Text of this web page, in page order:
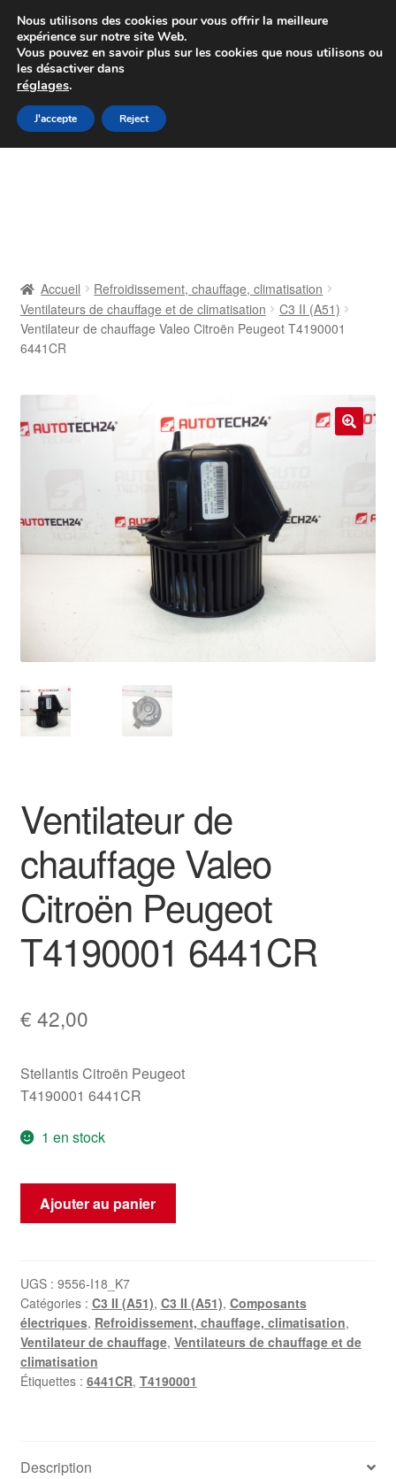
Colissimo livraison à partir de 7 EUR
Du lundi au vendredi de 9 h à 16 h
Aller
à
Aller
au
Contact
Paiements
Panier
Plainte
Procédure de Réclamation
Termes et conditions
Accueil
Refroidissement, chauffage, climatisation
Ventilateurs de chauffage et de climatisation
C3 II (A51)
Ventilateur de chauffage Valeo Citroën Peugeot T4190001
6441CR
Ventilateur de
chauffage Valeo
Citroën Peugeot
T4190001 6441CR
€ 42,00
Stellantis Citroën Peugeot
T4190001 6441CR
1 en stock
quantité
chauffage
Valeo
Citroën
Peugeot
T4190001
6441CR
Ajouter au panier
UGS : 9556-I18_K7
Catégories : C3 II (A51), C3 II (A51), Composants
électriques, Refroidissement, chauffage, climatisation,
Ventilateur de chauffage, Ventilateurs de chauffage et de
climatisation
Étiquettes : 6441CR, T4190001
Description
Nous utilisons des cookies pour vous offrir la meilleure
expérience sur notre site Web.
Vous pouvez en savoir plus sur les cookies que nous utilisons ou
les désactiver dans
réglages.
J'accepte Reject